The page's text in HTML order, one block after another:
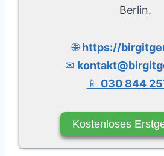
Berlin.
🌐https://
✉
📱 030 844
Kostenloses